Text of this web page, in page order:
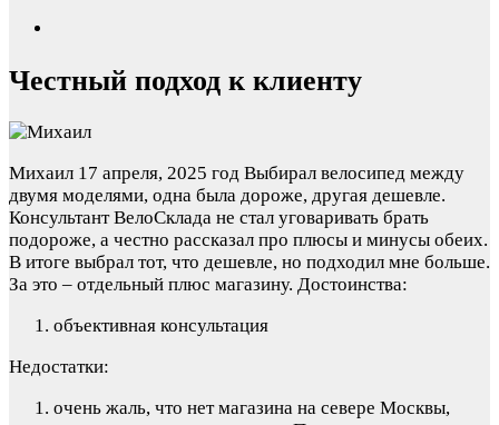
Честный подход к клиенту
Михаил 17 апреля, 2025 год Выбирал велосипед между
двумя моделями, одна была дороже, другая дешевле.
Консультант ВелоСклада не стал уговаривать брать
подороже, а честно рассказал про плюсы и минусы обеих.
В итоге выбрал тот, что дешевле, но подходил мне больше.
За это – отдельный плюс магазину. Достоинства:
объективная консультация
Недостатки:
очень жаль, что нет магазина на севере Москвы,